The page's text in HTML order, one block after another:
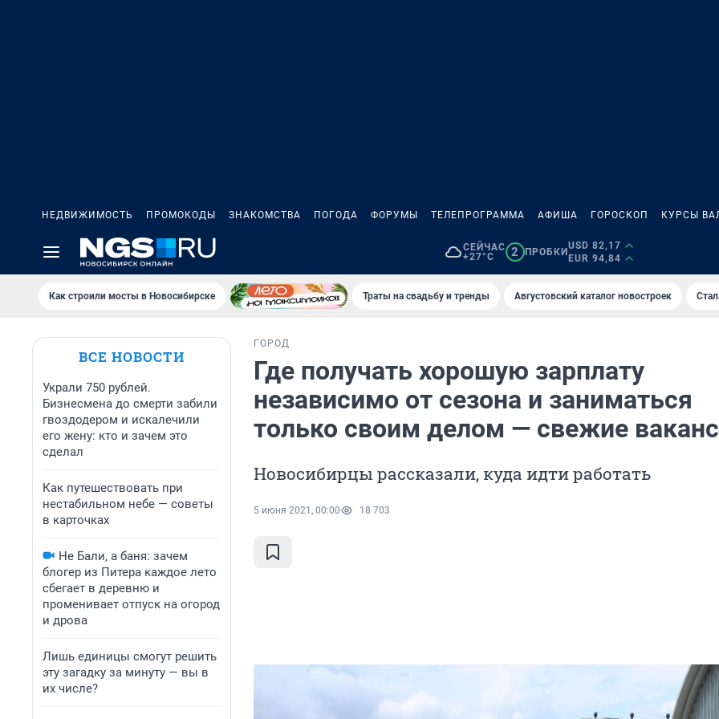
НЕДВИЖИМОСТЬ ПРОМОКОДЫ ЗНАКОМСТВА ПОГОДА ФОРУМЫ ТЕЛЕПРОГРАММА АФИША ГОРОСКОП КУРСЫ
СЕЙЧАС
+27°C
2 ПРОБКИ
USD 82,17
EUR 94,84
Как строили мосты в Новосибирске Траты на свадьбу и тренды Августовский каталог новостроек
ВСЕ НОВОСТИ
Украли 750 рублей.
Бизнесмена до смерти забили
гвоздодером и искалечили
его жену: кто и зачем это
сделал
Как путешествовать при
нестабильном небе — советы
в карточках
Не Бали, а баня: зачем
блогер из Питера каждое лето
сбегает в деревню и
променивает отпуск на огород
и дрова
Лишь единицы смогут решить
эту загадку за минуту — вы в
их числе?
ГОРОД
Где получать хорошую зарплату
независимо от сезона и заниматься
только своим делом — свежие
Новосибирцы рассказали, куда идти работать
5 июня 2021, 00:00 18 703